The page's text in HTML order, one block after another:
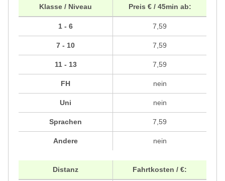
Klasse / Niveau
1 - 6
7 - 10
11 - 13
FH
Uni
Sprachen
Andere
Preis € / 45min ab:
7,59
7,59
7,59
nein
nein
7,59
nein
Distanz Fahrtkosten / €: